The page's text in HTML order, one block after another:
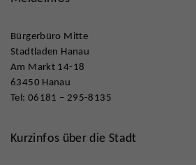
Bürgerbüro Mitte
Stadtladen Hanau
Am Markt 14-18
63450 Hanau
Tel: 06181 – 295-8135
Kurzinfos über die Stadt